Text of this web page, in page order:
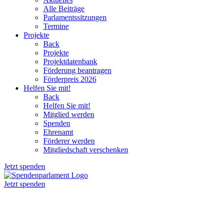
Alle Beiträge
Parlamentssitzungen
Termine
Projekte
Back
Projekte
Projektdatenbank
Förderung beantragen
Förderpreis 2026
Helfen Sie mit!
Back
Helfen Sie mit!
Mitglied werden
Spenden
Ehrenamt
Förderer werden
Mitgliedschaft verschenken
Jetzt spenden
Jetzt spenden